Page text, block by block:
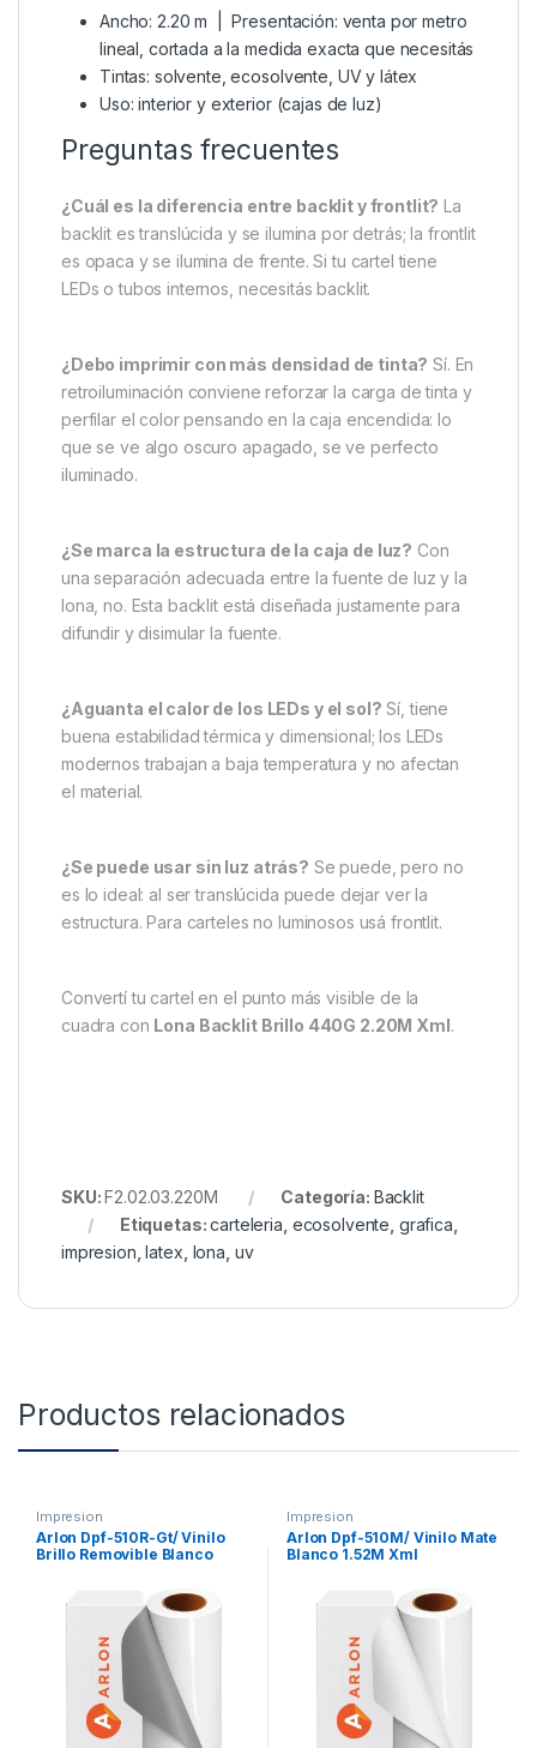
Ancho: 2.20 m | Presentación: venta por metro
lineal, cortada a la medida exacta que necesitás
Tintas: solvente, ecosolvente, UV y látex
Uso: interior y exterior (cajas de luz)
Preguntas frecuentes
¿Cuál es la diferencia entre backlit y frontlit? La
backlit es translúcida y se ilumina por detrás; la frontlit
es opaca y se ilumina de frente. Si tu cartel tiene
LEDs o tubos internos, necesitás backlit.
¿Debo imprimir con más densidad de tinta? Sí. En
retroiluminación conviene reforzar la carga de tinta y
perfilar el color pensando en la caja encendida: lo
que se ve algo oscuro apagado, se ve perfecto
iluminado.
¿Se marca la estructura de la caja de luz? Con
una separación adecuada entre la fuente de luz y la
lona, no. Esta backlit está diseñada justamente para
difundir y disimular la fuente.
¿Aguanta el calor de los LEDs y el sol? Sí, tiene
buena estabilidad térmica y dimensional; los LEDs
modernos trabajan a baja temperatura y no afectan
el material.
¿Se puede usar sin luz atrás? Se puede, pero no
es lo ideal: al ser translúcida puede dejar ver la
estructura. Para carteles no luminosos usá frontlit.
Convertí tu cartel en el punto más visible de la
cuadra con Lona Backlit Brillo 440G 2.20M Xml.
SKU:F2.02.03.220M Categoría: Backlit
Etiquetas:carteleria ecosolvente grafica
impresion ,latex lona uv
Productos relacionados
Impresion
Arlon Dpf-510R-Gt/ Vinilo
Brillo Removible Blanco
Impresion
Arlon Dpf-510M/ Vinilo Mate
Blanco 1.52M Xml